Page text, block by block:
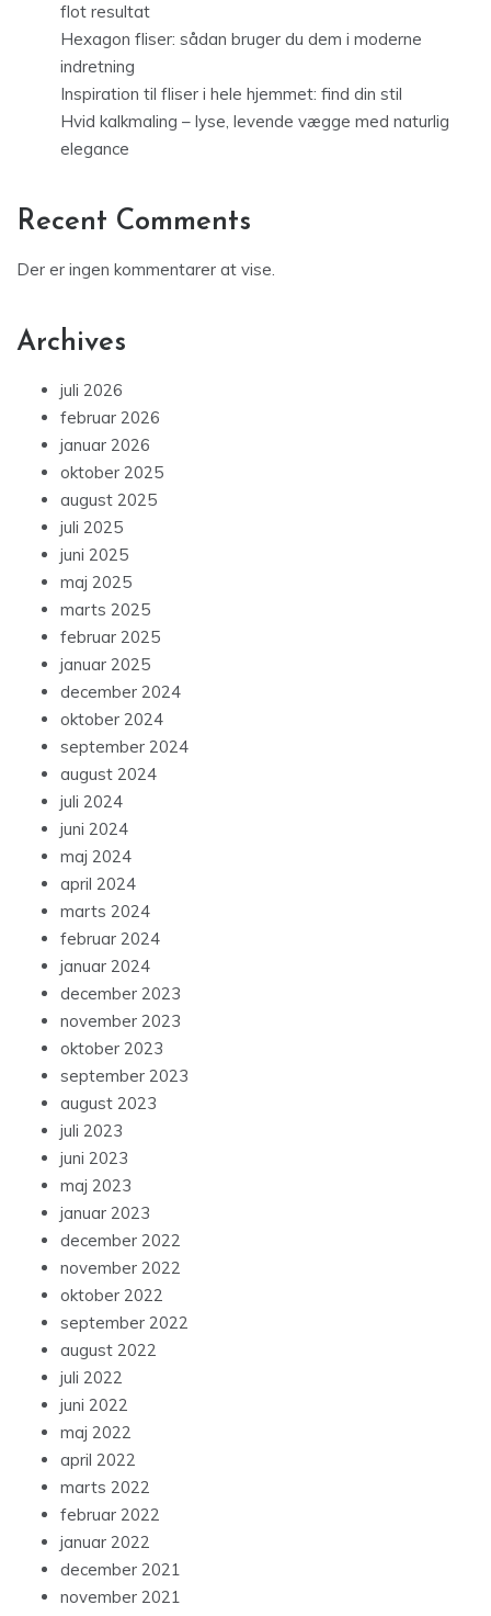
flot resultat
Hexagon fliser: sådan bruger du dem i moderne
indretning
Inspiration til fliser i hele hjemmet: find din stil
Hvid kalkmaling – lyse, levende vægge med naturlig
elegance
Recent Comments
Der er ingen kommentarer at vise.
Archives
juli 2026
februar 2026
januar 2026
oktober 2025
august 2025
juli 2025
juni 2025
maj 2025
marts 2025
februar 2025
januar 2025
december 2024
oktober 2024
september 2024
august 2024
juli 2024
juni 2024
maj 2024
april 2024
marts 2024
februar 2024
januar 2024
december 2023
november 2023
oktober 2023
september 2023
august 2023
juli 2023
juni 2023
maj 2023
januar 2023
december 2022
november 2022
oktober 2022
september 2022
august 2022
juli 2022
juni 2022
maj 2022
april 2022
marts 2022
februar 2022
januar 2022
december 2021
november 2021